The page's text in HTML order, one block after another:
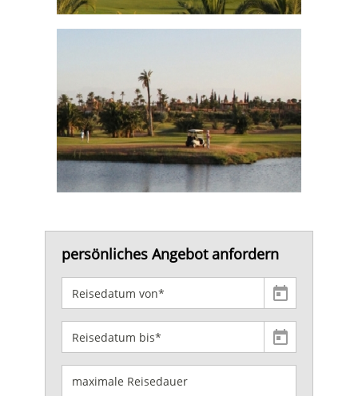
persönliches Angebot anfordern